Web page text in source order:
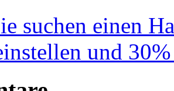
suchen einen
und